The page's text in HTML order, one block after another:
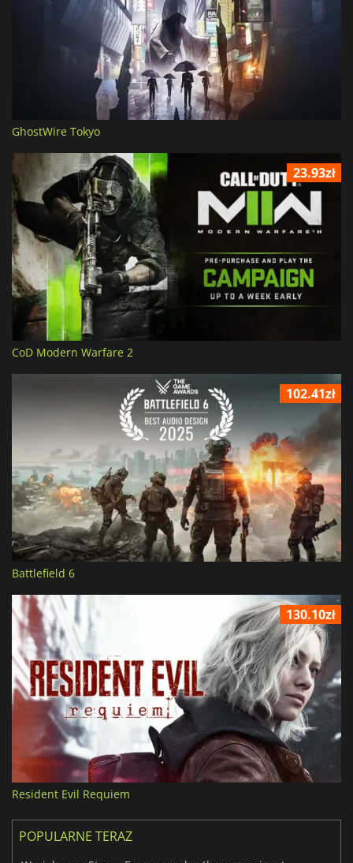
GhostWire Tokyo
23.93zł
CoD Modern Warfare 2
102.41zł
Battlefield 6
130.10zł
Resident Evil Requiem
POPULARNE TERAZ